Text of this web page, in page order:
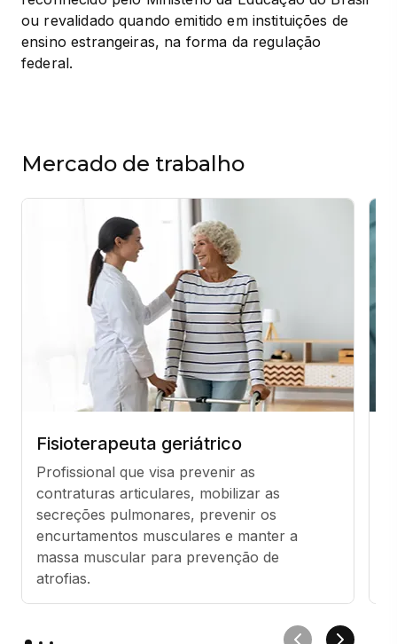
ou revalidado quando emitido em instituições de
ensino estrangeiras, na forma da regulação
federal.
Mercado de trabalho
Fisioterapeuta geriátrico
Profissional que visa prevenir as
contraturas articulares, mobilizar as
secreções pulmonares, prevenir os
encurtamentos musculares e manter a
massa muscular para prevenção de
atrofias.